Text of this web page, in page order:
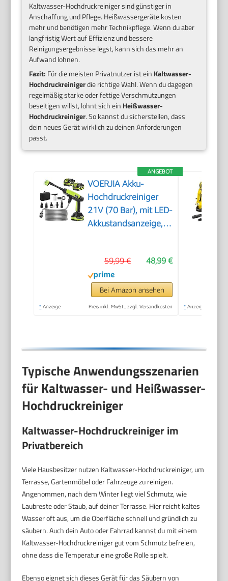
Kaltwasser-Hochdruckreiniger sind günstiger in
Anschaffung und Pflege. Heißwassergeräte kosten
mehr und benötigen mehr Technikpflege. Wenn du aber
langfristig Wert auf Effizienz und bessere
Reinigungsergebnisse legst, kann sich das mehr an
Aufwand lohnen.
Fazit: Für die meisten Privatnutzer ist ein Kaltwasser-
Hochdruckreinigerdie richtige Wahl. Wenn du dagegen
regelmäßig starke oder fettige Verschmutzungen
beseitigen willst, lohnt sich ein Heißwasser-
Hochdruckreiniger. So kannst du sicherstellen, dass
dein neues Gerät wirklich zu deinen Anforderungen
passt.
ANGEBOT
VOERJIA Akku-
Hochdruckreiniger
21V (70 Bar), mit LED-
Akkustandsanzeige,
Auto, Fahrrad,
Terrasse & Camping,
Grün
48,99 €
59,99 €
Bei Amazon ansehen
* Anzeige Preis inkl. MwSt., zzgl. Versandkosten * Anzeige
Typische Anwendungsszenarien
für Kaltwasser- und Heißwasser-
Hochdruckreiniger
Kaltwasser-Hochdruckreiniger im
Privatbereich
Viele Hausbesitzer nutzen Kaltwasser-Hochdruckreiniger, um
Terrasse, Gartenmöbel oder Fahrzeuge zu reinigen.
Angenommen, nach dem Winter liegt viel Schmutz, wie
Laubreste oder Staub, auf deiner Terrasse. Hier reicht kaltes
Wasser oft aus, um die Oberfläche schnell und gründlich zu
säubern. Auch dein Auto oder Fahrrad kannst du mit einem
Kaltwasser-Hochdruckreiniger gut vom Schmutz befreien,
ohne dass die Temperatur eine große Rolle spielt.
Ebenso eignet sich dieses Gerät für das Säubern von